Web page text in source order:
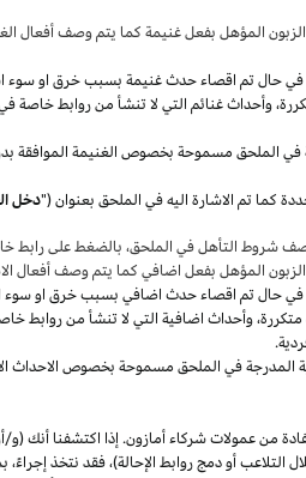
المؤهل بفعل غنيمة كما يتم وصف أفعال
في حال تم اقصاء حدث غنيمة بسبب خرق او سوء
وأحداث غنائم التي لا تنشأ من روابط خاصة
في الملحق مسموحة بخصوص الغنيمة الموافقة
كما تم الاشارة اليه في الملحق بعنوان ("دخل
شروط التأهل في الملحق،بالضغط على رابط
المؤهل بفعل اضافي كما يتم وصف أفعال
في حال تم اقصاء حدث اضافي بسبب خرق او سوء
متكررة،وأحداث اضافية التي لا تنشأ من روابط
المدرجة في الملحق مسموحة بخصوص الاحداث
من عمولات شركاء أمازون. إذا اكتشفنا
التلاعب أو دمج روابط الإحالة)، فقد نتخذ